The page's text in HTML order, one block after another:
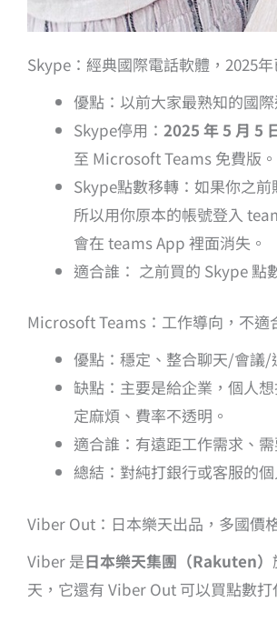
Skype：經典國際電話軟體，2025年
優點：以前大家最熟知的國
Skype停用： 2025 年 5 月 5
至 Microsoft Teams 免費版。
Skype點數移轉：如果你之
所以用你原本的帳號登入
會在 teams App 裡面消失。
適合誰： 之前買的 Skype 點
Microsoft Teams：工作導向，不適
優點：穩定、整合聊天/會議/
缺點：主要是給企業，個人
定麻煩、費率不透明。
適合誰：有遠距工作需求、
總結：對純打銀行或客服的
Viber Out：日本樂天出品，多國價
Viber 是日本樂天集團（Rakuten）
天，它還有 Viber Out 可以買點數打